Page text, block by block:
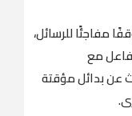
مفاجئًا للرسائل،
مع
عن بدائل مؤقتة